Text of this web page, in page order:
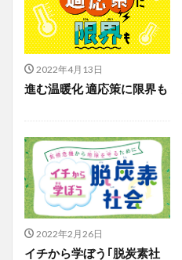
2022年4月13日
進む温暖化 適応策に限界も
2022年2月26日
イチから学ぼう｢脱炭素社